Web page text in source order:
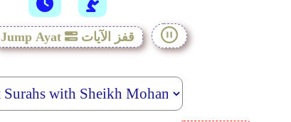
Jump Ayat قفز الآيات